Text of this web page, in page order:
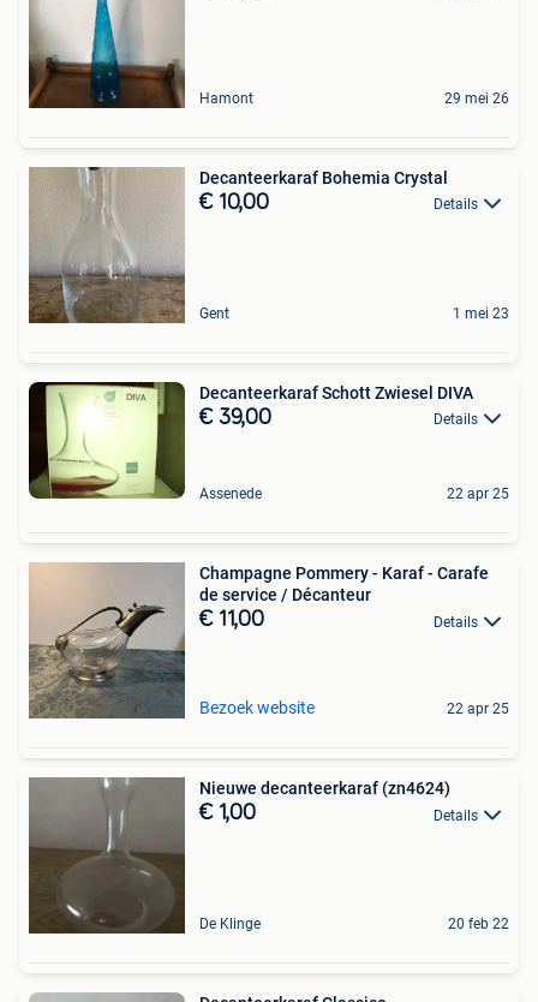
Hamont 29 mei 26
Decanteerkaraf Bohemia Crystal
€ 10,00 Details
Gent 1 mei 23
Decanteerkaraf Schott Zwiesel DIVA
€ 39,00 Details
Assenede 22 apr 25
Champagne Pommery - Karaf - Carafe
de service / Décanteur
€ 11,00 Details
Bezoek website 22 apr 25
Nieuwe decanteerkaraf (zn4624)
€ 1,00 Details
De Klinge 20 feb 22